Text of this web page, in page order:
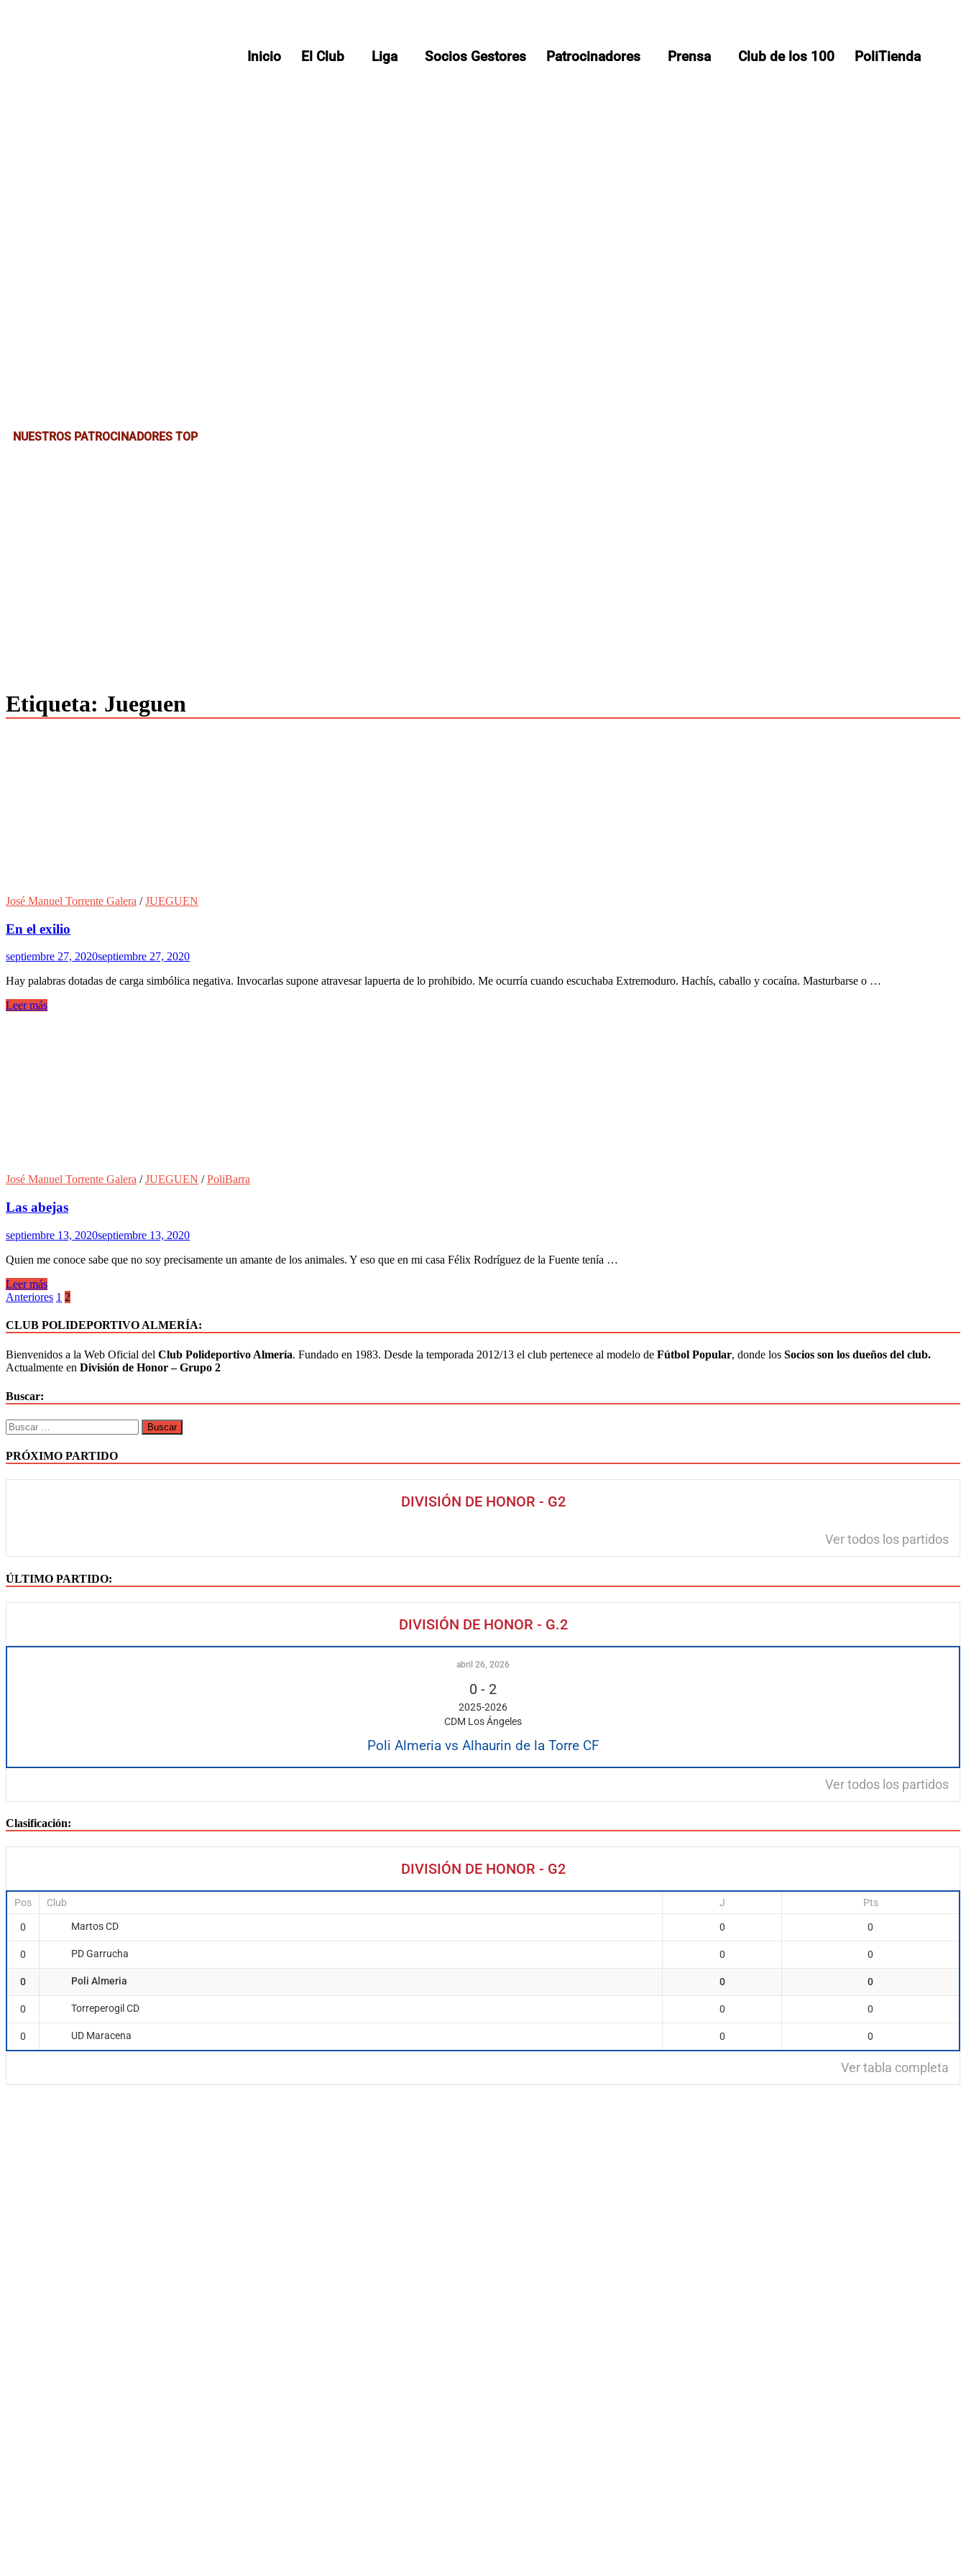
Inicio El Club Liga Socios Gestores Patrocinadores Prensa Club de los 100 PoliTienda
NUESTROS PATROCINADORES TOP
Etiqueta: Jueguen
José Manuel Torrente Galera /JUEGUEN
En el exilio
septiembre 27, 2020septiembre 27, 2020
Hay palabras dotadas de carga simbólica negativa. Invocarlas supone atravesar lapuerta de lo prohibido. Me ocurría cuando escuchaba Extremoduro. Hachís, caballo y cocaína. Masturbarse o …
Leer más
José Manuel Torrente Galera /JUEGUEN /PoliBarra
Las abejas
septiembre 13, 2020septiembre 13, 2020
Quien me conoce sabe que no soy precisamente un amante de los animales. Y eso que en mi casa Félix Rodríguez de la Fuente tenía …
Leer más
Anteriores 1 2
CLUB POLIDEPORTIVO ALMERÍA:
Bienvenidos a la Web Oficial del Club Polideportivo Almería. Fundado en 1983. Desde la temporada 2012/13 el club pertenece al modelo de Fútbol Popular, donde los Socios son los dueños del club.
Actualmente en División de Honor – Grupo 2
Buscar:
PRÓXIMO PARTIDO
DIVISIÓN DE HONOR - G2
Ver todos los partidos
ÚLTIMO PARTIDO:
DIVISIÓN DE HONOR - G.2
abril 26, 2026
0 - 2
2025-2026
CDM Los Ángeles
Poli Almeria vs Alhaurin de la Torre CF
Ver todos los partidos
Clasificación:
DIVISIÓN DE HONOR - G2
Pos Club J Pts
0 Martos CD 0 0
0 PD Garrucha 0 0
0 Poli Almeria 0 0
0 Torreperogil CD 0 0
0 UD Maracena 0 0
Ver tabla completa